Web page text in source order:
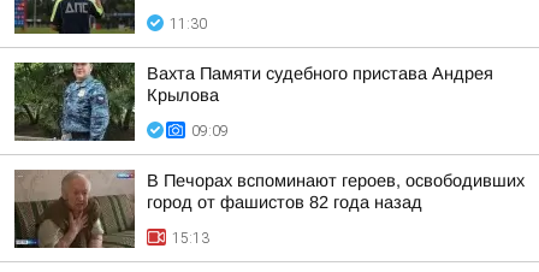
11:30
Вахта Памяти судебного пристава Андрея
Крылова
09:09
В Печорах вспоминают героев, освободивших
город от фашистов 82 года назад
15:13